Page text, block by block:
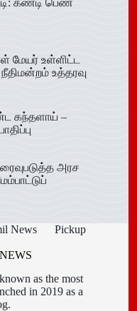
கண்டி பெண்
மேயர் உள்ளிட்ட
உத்தரவு
கந்தளாய் –
அரச
News
Pickup
as the most
in 2019 as a